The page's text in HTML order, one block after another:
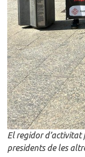
El regidor d’activitat
presidents de les